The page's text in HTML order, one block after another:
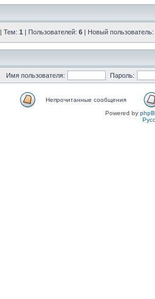
| Тем: 1 | Пользователей: 6 | Новый пользователь:
Имя пользователя: Пароль:
Непрочитанные сообщения
Powered by